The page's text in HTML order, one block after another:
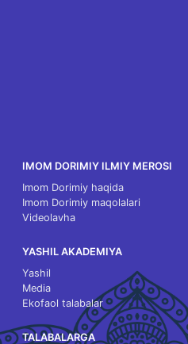
IMOM DORIMIY ILMIY MEROSI
Imom Dorimiy haqida
Imom Dorimiy maqolalari
Videolavha
YASHIL AKADEMIYA
Yashil
Media
Ekofaol talabalar
TALABALARGA